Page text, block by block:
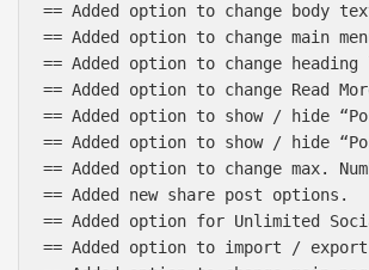
== Added option to change body
== Added option to change main
== Added option to change
== Added option to change Read
== Added option to show / hide
== Added option to show / hide
== Added option to change max.
== Added new share post options.
== Added option for Unlimited
== Added option to import /